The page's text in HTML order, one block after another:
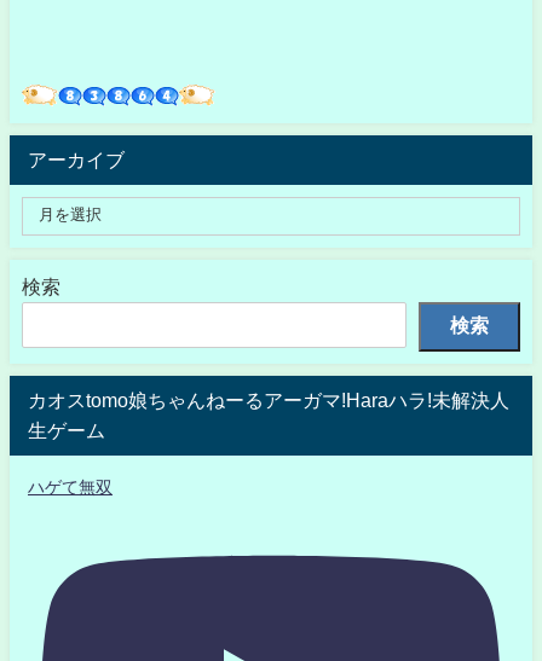
アーカイブ
検索
検索
カオスtomo娘ちゃんねーるアーガマ!Haraハラ!未解決人
生ゲーム
ハゲて無双